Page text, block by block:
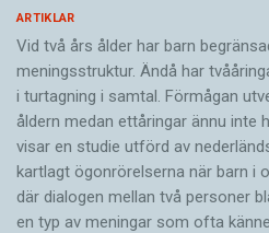
ARTIKLAR
Vid två års ålder har barn
meningsstruktur. Ändå har
i turtagning i samtal. Förmågan
åldern medan ettåringar ännu inte
visar en studie utförd av
kartlagt ögonrörelserna när barn i
där dialogen mellan två personer
en typ av meningar som ofta